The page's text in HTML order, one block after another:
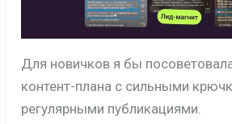
Для новичков я бы
контент-плана с сильными
регулярными публикациями.